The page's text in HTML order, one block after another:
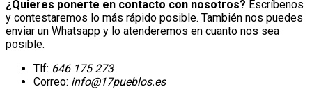
¿Quieres ponerte en contacto con nosotros? Escríbenos
y contestaremos lo más rápido posible. También nos puedes
enviar un Whatsapp y lo atenderemos en cuanto nos sea
posible.
Tlf: 646 175 273
Correo: info@17pueblos.es